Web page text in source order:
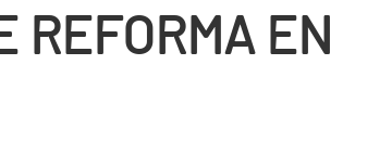
REFORMA EN